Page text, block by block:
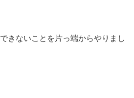
検
きないことを片っ端からやりまし